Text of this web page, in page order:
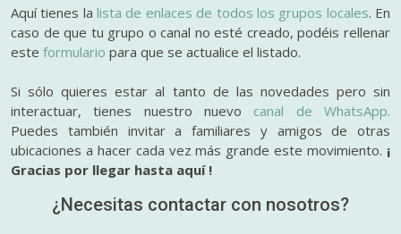
Aquí tienes lalista de enlaces de todos los grupos locales. En
caso de que tu grupo o canal no esté creado, podéis rellenar
este formulario para que se actualice el listado.
Si sólo quieres estar al tanto de las novedades pero sin
interactuar, tienes nuestro nuevo canal de WhatsApp.
Puedes también invitar a familiares y amigos de otras
ubicaciones a hacer cada vez más grande este movimiento. ¡
Gracias por llegar hasta aquí !
¿Necesitas contactar con nosotros?